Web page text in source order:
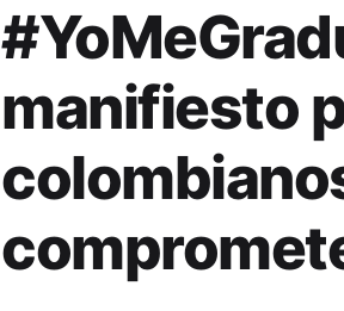
manifiesto